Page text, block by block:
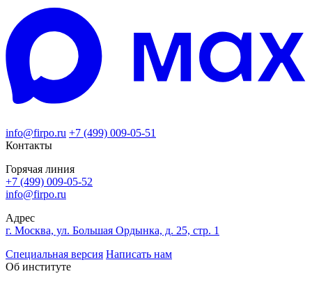
info@firpo.ru +7 (499) 009-05-51
Контакты
Горячая линия
+7 (499) 009-05-52
info@firpo.ru
Адрес
г. Москва, ул. Большая Ордынка, д. 25, стр. 1
Специальная версия Написать нам
Об институте